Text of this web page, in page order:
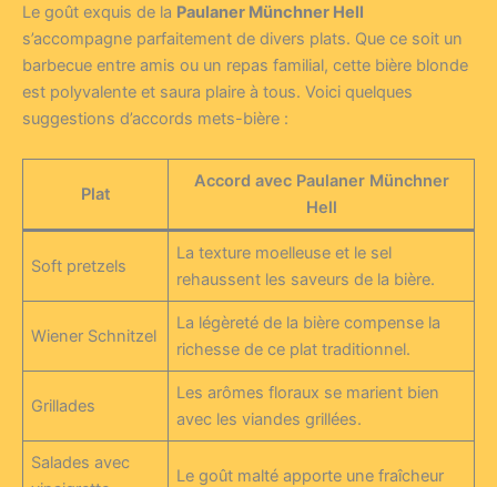
Le goût exquis de la Paulaner Münchner Hell
s’accompagne parfaitement de divers plats. Que ce soit un
barbecue entre amis ou un repas familial, cette bière blonde
est polyvalente et saura plaire à tous. Voici quelques
suggestions d’accords mets-bière :
Plat
Accord avec Paulaner Münchner
Hell
Soft pretzels
La texture moelleuse et le sel
rehaussent les saveurs de la bière.
Wiener Schnitzel
La légèreté de la bière compense la
richesse de ce plat traditionnel.
Grillades
Les arômes floraux se marient bien
avec les viandes grillées.
Salades avec
Le goût malté apporte une fraîcheur